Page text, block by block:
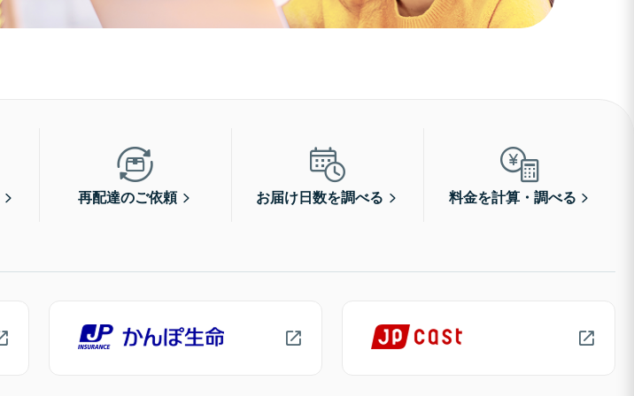
再配達のご依頼 お届け日数を調べる 料金を計算・調べる